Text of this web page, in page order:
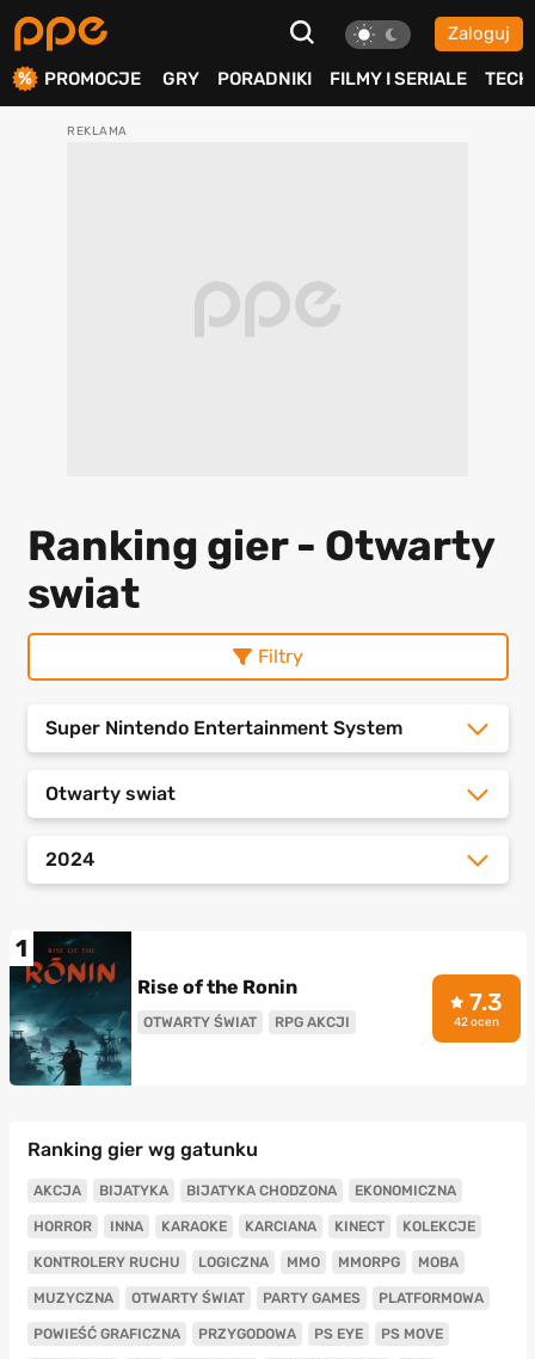
Zaloguj
PROMOCJE GRY PORADNIKI FILMY I SERIALE TECH
Ranking gier - Otwarty
swiat
Filtry
Super Nintendo Entertainment System
Otwarty swiat
2024
1
Rise of the Ronin
OTWARTY ŚWIAT RPG AKCJI
7.3
42 ocen
Ranking gier wg gatunku
AKCJA BIJATYKA BIJATYKA CHODZONA EKONOMICZNA
HORROR INNA KARAOKE KARCIANA KINECT KOLEKCJE
KONTROLERY RUCHU LOGICZNA MMO MMORPG MOBA
MUZYCZNA OTWARTY ŚWIAT PARTY GAMES PLATFORMOWA
POWIEŚĆ GRAFICZNA PRZYGODOWA PS EYE PS MOVE